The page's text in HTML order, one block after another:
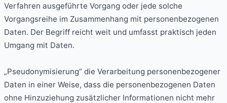
Verfahren ausgeführte Vorgang oder jede solche
Vorgangsreihe im Zusammenhang mit personenbezogenen
Daten. Der Begriff reicht weit und umfasst praktisch jeden
Umgang mit Daten.
„Pseudonymisierung“ die Verarbeitung personenbezogener
Daten in einer Weise, dass die personenbezogenen Daten
ohne Hinzuziehung zusätzlicher Informationen nicht mehr